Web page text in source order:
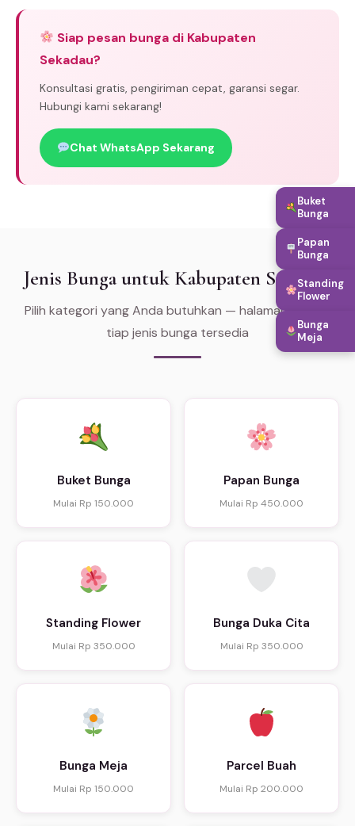
Siap pesan bunga di Kabupaten
Sekadau?
Konsultasi gratis, pengiriman cepat, garansi segar.
Hubungi kami sekarang!
Chat WhatsApp Sekarang
Jenis Bunga untuk Kabupaten Sekadau
Pilih kategori yang Anda butuhkan — halaman khusus
tiap jenis bunga tersedia
Buket Bunga
Mulai Rp 150.000
Papan Bunga
Mulai Rp 450.000
Standing Flower
Mulai Rp 350.000
Bunga Duka Cita
Mulai Rp 350.000
Bunga Meja
Mulai Rp 150.000
Parcel Buah
Mulai Rp 200.000
Buket
Bunga
Papan
Bunga
Standing
Flower
Bunga
Meja